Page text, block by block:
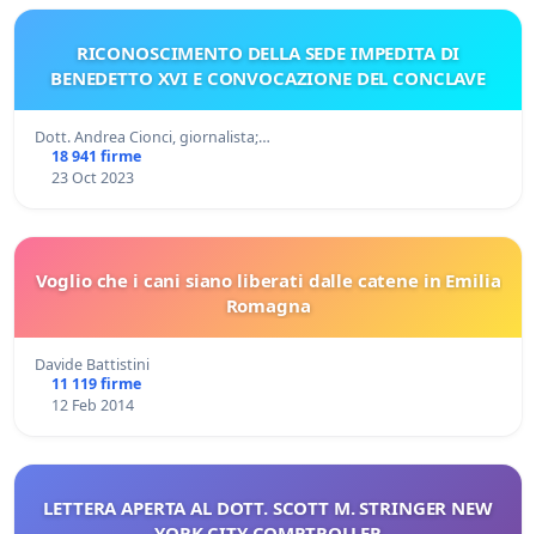
RICONOSCIMENTO DELLA SEDE IMPEDITA DI
BENEDETTO XVI E CONVOCAZIONE DEL CONCLAVE
Dott. Andrea Cionci, giornalista;…
18 941 firme
23 Oct 2023
Voglio che i cani siano liberati dalle catene in Emilia
Romagna
Davide Battistini
11 119 firme
12 Feb 2014
LETTERA APERTA AL DOTT. SCOTT M. STRINGER NEW